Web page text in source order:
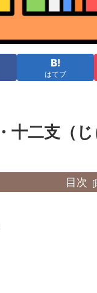
はてブ
十二支（じ
目次